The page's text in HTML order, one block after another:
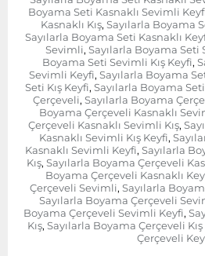
Boyama Seti Kasnaklı Sevimli
Kasnaklı Kış, Sayılarla Boyama
Sayılarla Boyama Seti Kasnaklı
Sevimli, Sayılarla Boyama Seti
Boyama Seti Sevimli Kış Keyfi,
Sevimli Keyfi, Sayılarla Boyama
Seti Kış Keyfi, Sayılarla Boyama
Çerçeveli, Sayılarla Boyama
Boyama Çerçeveli Kasnaklı
Çerçeveli Kasnaklı Sevimli Kış,
Kasnaklı Sevimli Kış Keyfi,
Kasnaklı Sevimli Keyfi, Sayılarla
Kış, Sayılarla Boyama Çerçeveli
Boyama Çerçeveli Kasnaklı
Çerçeveli Sevimli, Sayılarla
Sayılarla Boyama Çerçeveli
Boyama Çerçeveli Sevimli Keyfi,
Kış, Sayılarla Boyama Çerçeveli Kış
Çerçeveli